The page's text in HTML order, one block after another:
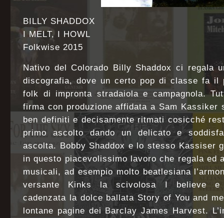
BILLY SHADDOX
I MELT, I HOWL
Folkwise 2015
Nativo del Colorado Billy Shaddox ci regala
discografia, dove un certo pop di classe fa il
folk di impronta stradaiola e campagnola.
firma con produzione affidata a Sam Kassiker
ben definiti e decisamente ritmati cosicché
primo ascolto dando un delicato e
ascolta. Bobby Shaddox e lo stesso Kassiser
in questo piacevolissimo lavoro che regala ed
musicali, ad esempio molto beatlesiana
versante Kinks la scivolosa I believe e
cadenzata la dolce ballata Story of You and
lontane pagine dei Barclay James Harvest.